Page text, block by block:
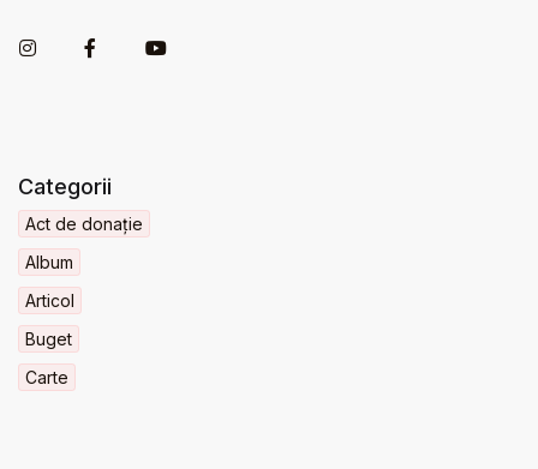
Categorii
Act de donație
Album
Articol
Buget
Carte